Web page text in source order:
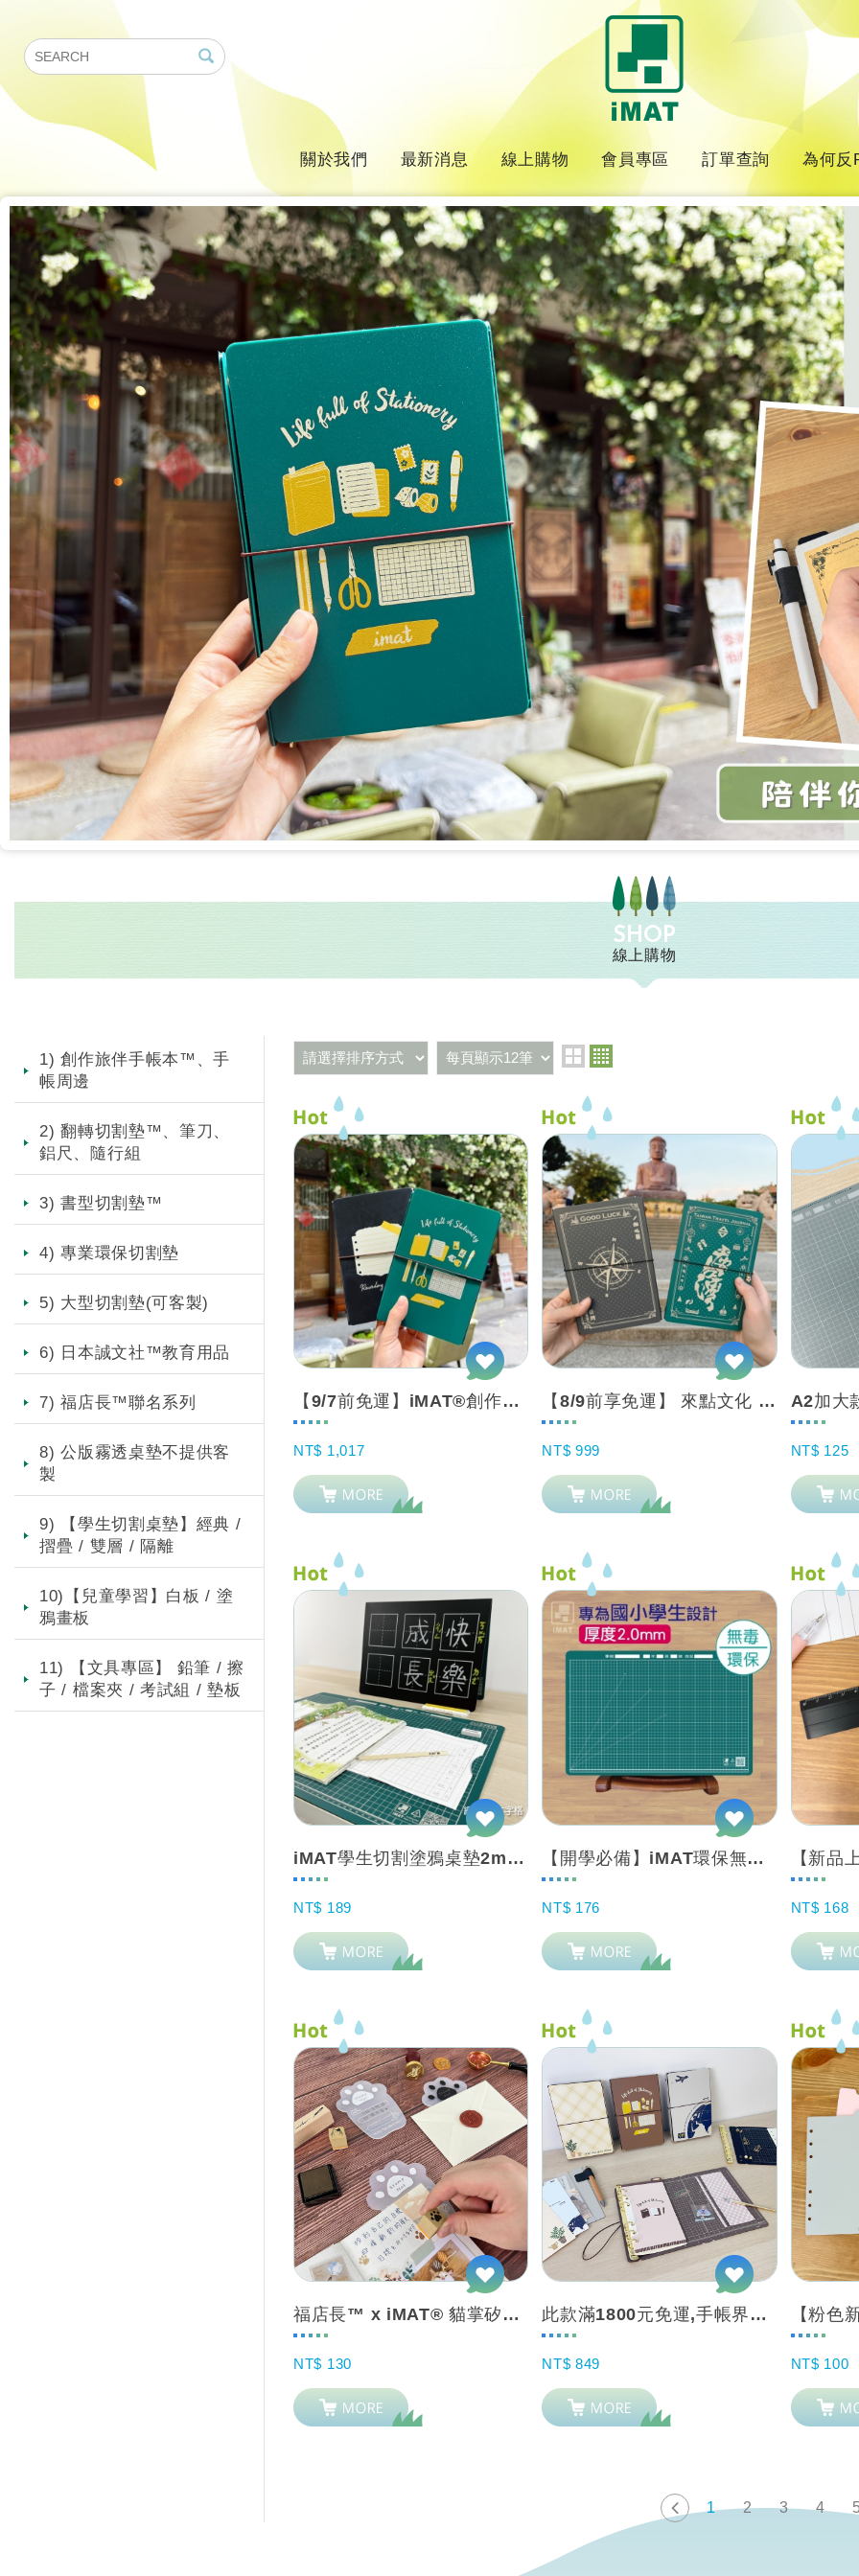
關於我們 最新消息 線上購物 會員專區 訂單查詢 為何反
SHOP
線上購物
1) 創作旅伴手帳本™、手
帳周邊
2) 翻轉切割墊™、筆刀、
鋁尺、隨行組
3) 書型切割墊™
4) 專業環保切割墊
5) 大型切割墊(可客製)
6) 日本誠文社™教育用品
7) 福店長™聯名系列
8) 公版霧透桌墊不提供客
製
9) 【學生切割桌墊】經典 /
摺疊 / 雙層 / 隔離
10)【兒童學習】白板 / 塗
鴉畫板
11) 【文具專區】 鉛筆 / 擦
子 / 檔案夾 / 考試組 / 墊板
【9/7前免運】iMAT®創作旅伴手帳本™套組_文創風新色+瞬滑瞬止尺
NT$ 1,017
【8/9前享免運】 來點文化 x iMAT創作旅伴手帳本_台灣旅行手帳 可加購聯...
NT$ 999 NT$ 125
iMAT學生切割塗鴉桌墊2mm 寫字格 互動學習【摺疊夾持 / 一片式】送水溶性...
NT$ 189
【開學必備】iMAT環保無毒2mm 加大及標準_學生專用桌墊 深綠 網格 + 背...
NT$ 176 NT$ 168
福店長™ x iMAT® 貓掌矽膠印章墊 (高溫封蠟章也適用)
NT$ 130
此款滿1800元免運,手帳界革命！iMAT®創作旅伴手帳本™｜第一本「內建切割墊...
NT$ 849 NT$ 100
1 2 3 4